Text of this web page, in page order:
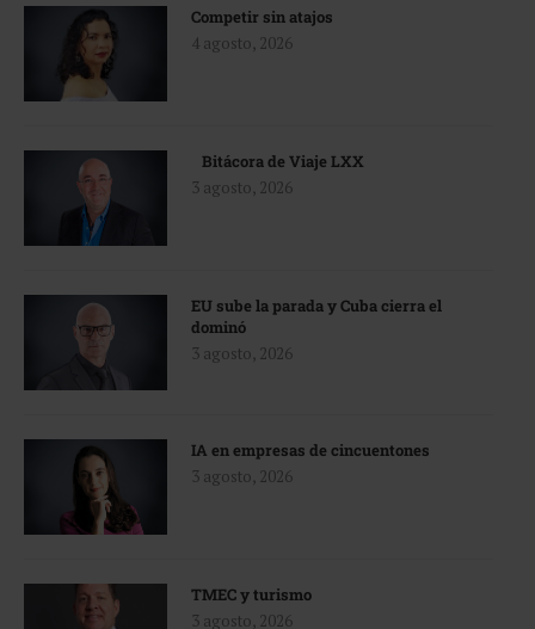
Competir sin atajos
4 agosto, 2026
Bitácora de Viaje LXX
3 agosto, 2026
EU sube la parada y Cuba cierra el
dominó
3 agosto, 2026
IA en empresas de cincuentones
3 agosto, 2026
TMEC y turismo
3 agosto, 2026